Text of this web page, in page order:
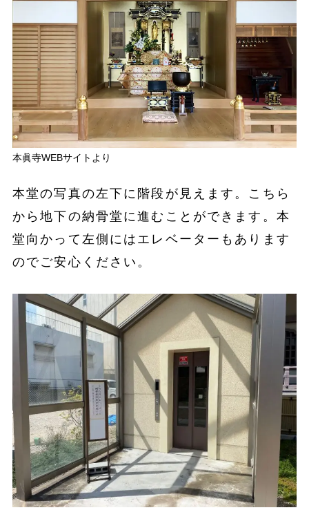
本眞寺WEBサイトより
本堂の写真の左下に階段が見えます。こちら
から地下の納骨堂に進むことができます。本
堂向かって左側にはエレベーターもあります
のでご安心ください。